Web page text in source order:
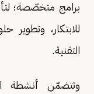
برامج متخصّصة؛
للابتكار، وتطوير
التقنية.
وتتضمّن أنشطة